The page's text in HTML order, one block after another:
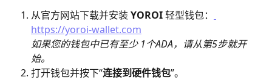
从官方网站下载并安装 YOROI 轻型钱包：
https://yoroi-wallet.com
如果您的钱包中已有至少 1个ADA，请从第5步就开
始。
打开钱包并按下“连接到硬件钱包”。